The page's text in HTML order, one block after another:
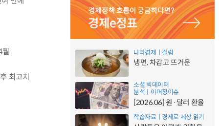
월
최고치
나라경제ㅣ칼럼
냉면, 차갑고 뜨거운
소셜 빅데이터
분석ㅣ이머징이슈
[2026.06] 원·달러 환율
학습자료ㅣ경제로 세상 읽기